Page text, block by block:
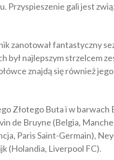
Przyspieszenie gali jest
zanotował fantastyczny
najlepszym strzelcem
znajdą się również
Złotego Buta i w
de Bruyne (Belgia,
Paris Saint-Germain),
(Holandia, Liverpool FC).